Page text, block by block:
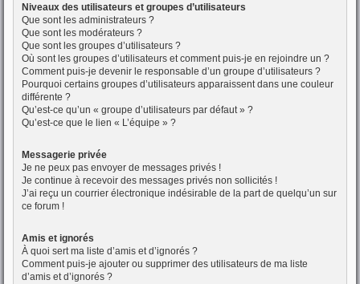
Niveaux des utilisateurs et groupes d’utilisateurs
Que sont les administrateurs ?
Que sont les modérateurs ?
Que sont les groupes d’utilisateurs ?
Où sont les groupes d’utilisateurs et comment puis-je en rejoindre un ?
Comment puis-je devenir le responsable d’un groupe d’utilisateurs ?
Pourquoi certains groupes d’utilisateurs apparaissent dans une couleur
différente ?
Qu’est-ce qu’un « groupe d’utilisateurs par défaut » ?
Qu’est-ce que le lien « L’équipe » ?
Messagerie privée
Je ne peux pas envoyer de messages privés !
Je continue à recevoir des messages privés non sollicités !
J’ai reçu un courrier électronique indésirable de la part de quelqu’un sur
ce forum !
Amis et ignorés
À quoi sert ma liste d’amis et d’ignorés ?
Comment puis-je ajouter ou supprimer des utilisateurs de ma liste
d’amis et d’ignorés ?